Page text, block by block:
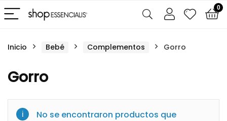
0
Inicio Bebé Complementos Gorro
Gorro
No se encontraron productos que